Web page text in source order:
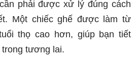
phải được xử lý đúng cách
Một chiếc ghế được làm từ
thọ cao hơn, giúp bạn tiết
trong tương lai.